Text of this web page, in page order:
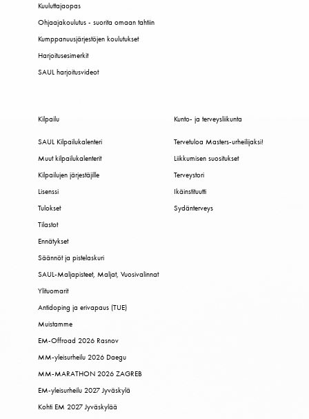
Kuuluttajaopas
Ohjaajakoulutus - suorita omaan tahtiin
Kumppanuusjärjestöjen koulutukset
Harjoitusesimerkit
SAUL harjoitusvideot
Kilpailu
SAUL Kilpailukalenteri
Muut kilpailukalenterit
Kilpailujen järjestäjille
Lisenssi
Tulokset
Tilastot
Ennätykset
Säännöt ja pistelaskuri
SAUL-Maljapisteet, Maljat, Vuosivalinnat
Ylituomarit
Antidoping ja erivapaus (TUE)
Muistamme
EM-Offroad 2026 Rasnov
MM-yleisurheilu 2026 Daegu
MM-MARATHON 2026 ZAGREB
EM-yleisurheilu 2027 Jyväskylä
Kohti EM 2027 Jyväskylää
Kunto- ja terveysliikunta
Tervetuloa Masters-urheilijaksi!
Liikkumisen suositukset
Terveystori
Ikäinstituutti
Sydänterveys